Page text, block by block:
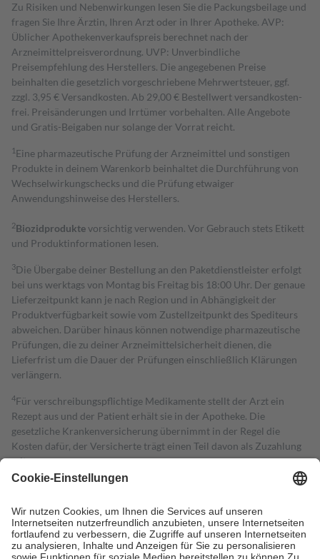
Zu Risiken und Nebenwirkungen lesen Sie die Packungsbeilage und
fragen Sie Ihre Ärztin, Ihren Arzt oder in Ihrer Apotheke. AVP:
Üblicher Apothekenverkaufspreis berechnet nach der
Arzneimittelpreisverordnung. UVP: Unverbindliche
Preisempfehlung des Herstellers. Die angegebenen Preise
beinhalten die gesetzlich vorgeschriebene Mehrwertsteuer, ggf.
zzgl. 3,95 € Versandkosten. Ab 29,00 € Bestell­wert versand­kosten­
frei. Preisänderungen und Irrtümer vorbehalten. Alle Angebote
und Gratis-Beigaben nur solange der Vorrat reicht.
1 Eine pharmazeutische Prüfung der Arzneimittel und sonstigen
Produkte in deinem Warenkorb beinhaltet die Durchführung von
Wechselwirkungschecks und die Prüfung etwaiger
Anwendungshinweise des Herstellers.
2Biozidproduktevorsichtig verwenden. Vor Gebrauch stets Etikett
und Produktinformationen lesen.
3Die Übergabe deiner Bestellung an den Paketdienstleister erfolgt
bei uns werktags von Montag bis Freitag bis 18:00 Uhr. Der genaue
Lieferzeitpunkt kann je nach Region und in Abhängigkeit der
Produktverfügbarkeit sowie vom Zustellzeitpunkt des Spediteurs
abweichen. Darüber hinaus können notwendige pharmazeutische
Prüfungen, die zu deiner Arzneimittelsicherheit dienen, die
Lieferfrist um die Dauer der Prüfungen einschließlich Klärungen
verlängern.
4Für verschreibungspflichtige Medikamente stellt der Arzt ein
Rezept aus und der Patient erhält sie in der Apotheke. Die
gesetzliche Krankenversicherung übernimmt in der Regel die
Kosten dafür, der Versicherte trägt einen Teil davon als Zuzahlung
mit.
Grundsätzlich leisten Mitglieder Zuzahlungen in Höhe von zehn
höchstens zehn Euro.
Es sind jedoch nie mehr als die tatsächlichen
Kosten der Leistung zu entrichten.
Diese Regeln gelten grundsätzlich auch für Online-Apotheken.
Bei Heilmitteln und häuslicher Krankenpflege beträgt die